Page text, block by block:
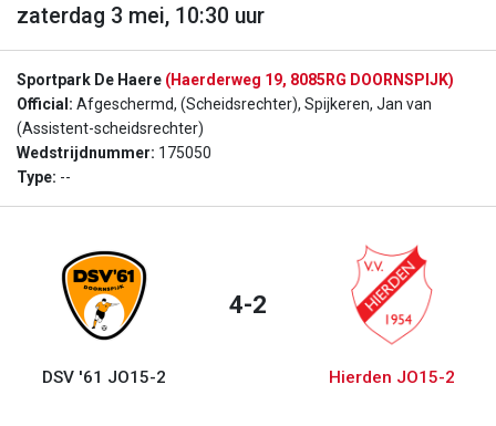
zaterdag 3 mei, 10:30 uur
Sportpark De Haere (Haerderweg 19, 8085RG DOORNSPIJK)
Official: Afgeschermd, (Scheidsrechter), Spijkeren, Jan van
(Assistent-scheidsrechter)
Wedstrijdnummer: 175050
Type: --
DSV '61 JO15-2
4-2
Hierden JO15-2